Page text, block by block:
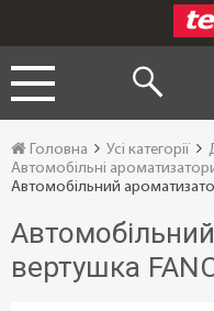
Головна Усі категорії
Автомобільні
Автомобільний
вертушка